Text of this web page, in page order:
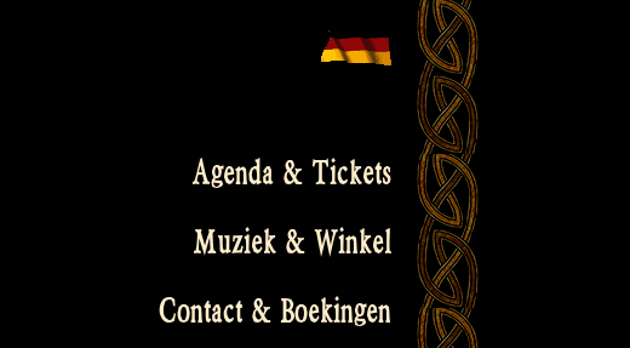
Agenda & Tickets
Muziek & Winkel
Contact & Boekingen